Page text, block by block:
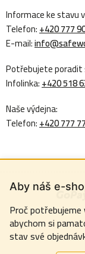
Aby náš e-
Proč
abychom si
stav své
Informace ke stavu
Telefon:+420 777
E-mail:
Potřebujete poradit
Infolinka:+420 518
Naše výdejna:
Telefon:+420 777